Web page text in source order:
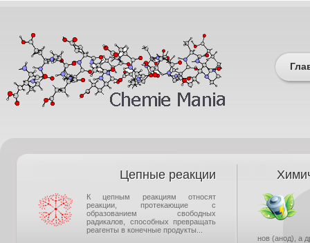
Цепные реакции
К цепным реакциям относят
реакции, протекающие с
образованием свободных
радикалов, способных превращать
реагенты в конечные продукты...
нов (анод), а